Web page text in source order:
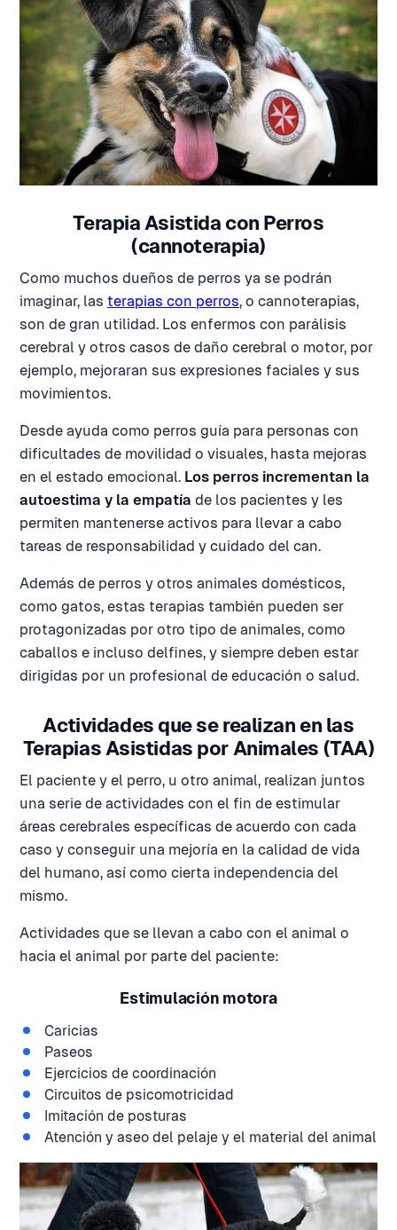
Terapia Asistida con Perros
(cannoterapia)
Como muchos dueños de perros ya se podrán
imaginar, las terapias con perros, o cannoterapias,
son de gran utilidad. Los enfermos con parálisis
cerebral y otros casos de daño cerebral o motor, por
ejemplo, mejoraran sus expresiones faciales y sus
movimientos.
Desde ayuda como perros guía para personas con
dificultades de movilidad o visuales, hasta mejoras
en el estado emocional. Los perros incrementan la
autoestima y la empatía de los pacientes y les
permiten mantenerse activos para llevar a cabo
tareas de responsabilidad y cuidado del can.
Además de perros y otros animales domésticos,
como gatos, estas terapias también pueden ser
protagonizadas por otro tipo de animales, como
caballos e incluso delfines, y siempre deben estar
dirigidas por un profesional de educación o salud.
Actividades que se realizan en las
Terapias Asistidas por Animales (TAA)
El paciente y el perro, u otro animal, realizan juntos
una serie de actividades con el fin de estimular
áreas cerebrales específicas de acuerdo con cada
caso y conseguir una mejoría en la calidad de vida
del humano, así como cierta independencia del
mismo.
Actividades que se llevan a cabo con el animal o
hacia el animal por parte del paciente:
Estimulación motora
Caricias
Paseos
Ejercicios de coordinación
Circuitos de psicomotricidad
Imitación de posturas
Atención y aseo del pelaje y el material del animal